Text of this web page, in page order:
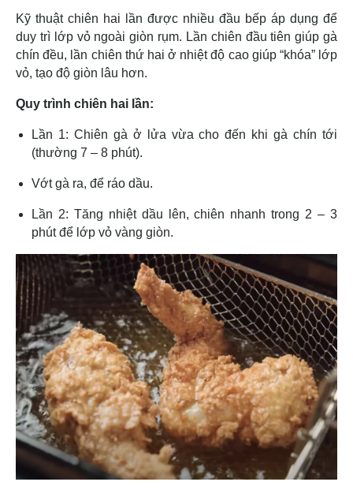
Kỹ thuật chiên hai lần được nhiều đầu bếp áp dụng để
duy trì lớp vỏ ngoài giòn rụm. Lần chiên đầu tiên giúp gà
chín đều, lần chiên thứ hai ở nhiệt độ cao giúp “khóa” lớp
vỏ, tạo độ giòn lâu hơn.
Quy trình chiên hai lần:
Lần 1: Chiên gà ở lửa vừa cho đến khi gà chín tới
(thường 7 – 8 phút).
Vớt gà ra, để ráo dầu.
Lần 2: Tăng nhiệt dầu lên, chiên nhanh trong 2 – 3
phút để lớp vỏ vàng giòn.